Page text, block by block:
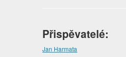
Přispěvatelé:
Jan Harmata